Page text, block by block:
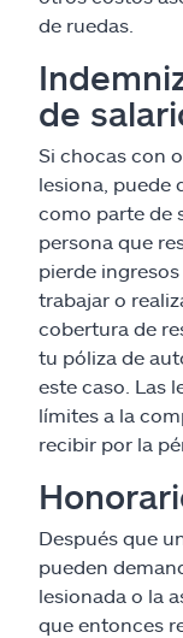
de ruedas.
de
Si chocas con
lesiona, puede
como parte de
persona que
pierde
trabajar o
cobertura de
tu póliza de
este caso. Las
límites a la
recibir por la
Después que
pueden
lesionada o la
que entonces